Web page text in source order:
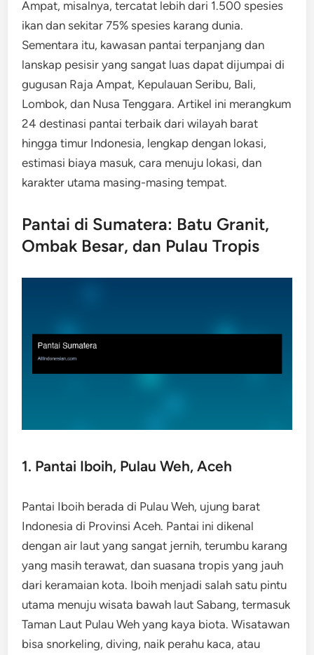
Ampat, misalnya, tercatat lebih dari 1.500 spesies
ikan dan sekitar 75% spesies karang dunia.
Sementara itu, kawasan pantai terpanjang dan
lanskap pesisir yang sangat luas dapat dijumpai di
gugusan Raja Ampat, Kepulauan Seribu, Bali,
Lombok, dan Nusa Tenggara. Artikel ini merangkum
24 destinasi pantai terbaik dari wilayah barat
hingga timur Indonesia, lengkap dengan lokasi,
estimasi biaya masuk, cara menuju lokasi, dan
karakter utama masing-masing tempat.
Pantai di Sumatera: Batu Granit,
Ombak Besar, dan Pulau Tropis
1. Pantai Iboih, Pulau Weh, Aceh
Pantai Iboih berada di Pulau Weh, ujung barat
Indonesia di Provinsi Aceh. Pantai ini dikenal
dengan air laut yang sangat jernih, terumbu karang
yang masih terawat, dan suasana tropis yang jauh
dari keramaian kota. Iboih menjadi salah satu pintu
utama menuju wisata bawah laut Sabang, termasuk
Taman Laut Pulau Weh yang kaya biota. Wisatawan
bisa snorkeling, diving, naik perahu kaca, atau